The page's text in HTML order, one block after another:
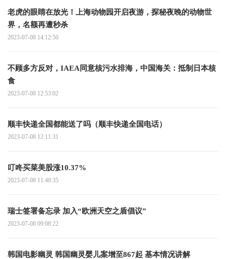
老虎的眼睛在放光！上海动物园开启夜游，探秘夜晚的动物世
界，名额再遭秒杀
2023-07-08 14:12:50
不顾多方反对，IAEA同意核污水排海，中国海关：抵制日本核
食
2023-07-08 12:53:02
顺丰快递全国都能送了吗（顺丰快递全国电话）
2023-07-08 12:11:31
叮咚买菜美股涨10.37%
2023-07-08 11:40:35
瑞士签署备忘录 加入“欧洲天空之盾倡议”
2023-07-08 09:08:22
韩国电影幽灵 韩国幽灵婴儿案增至867起 基本情况讲解